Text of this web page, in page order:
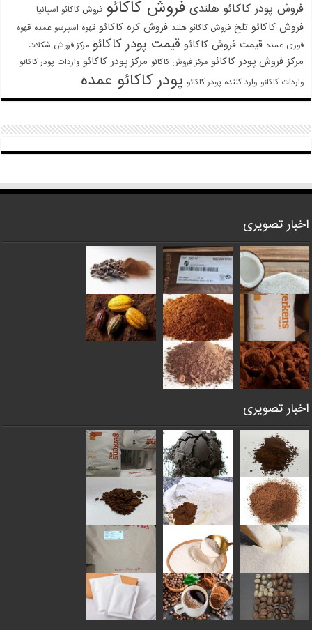
فروش پودر کاکائو هلندی فروش کاکائو فروش کاکائو اسپانیا
فروش کاکائو تلخ فروش کاکائو هلند فروش کره کاکائو قهوه اسپرسو عمده قهوه
فوری عمده قیمت فروش کاکائو قیمت پودر کاکائو مرکز فروش شکلات
مرکز فروش پودر کاکائو مرکز فروش کاکائو مرکز پودر کاکائو واردات پودر کاکائو
واردات کاکائو وارد کننده پودر کاکائو پودر کاکائو عمده
اخبار تصویری
اخبار تصویری